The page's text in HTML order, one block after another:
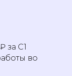
за C1
во